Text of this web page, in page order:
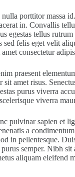
porttitor massa
in. Convallis
egestas tellus
felis eget velit
consectetur
praesent
amet risus.
purus viverra
viverra
pulvinar sapien et
a
in pellentesque.
semper. Nibh
aliquam eleifend